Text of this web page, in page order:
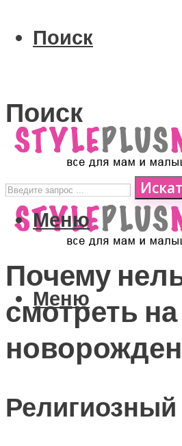
Поиск
Поиск
Меню
Меню
Почему
смотреть на
Религиозный